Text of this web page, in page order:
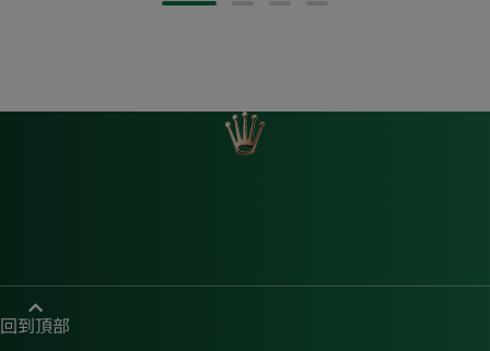
回到頂部